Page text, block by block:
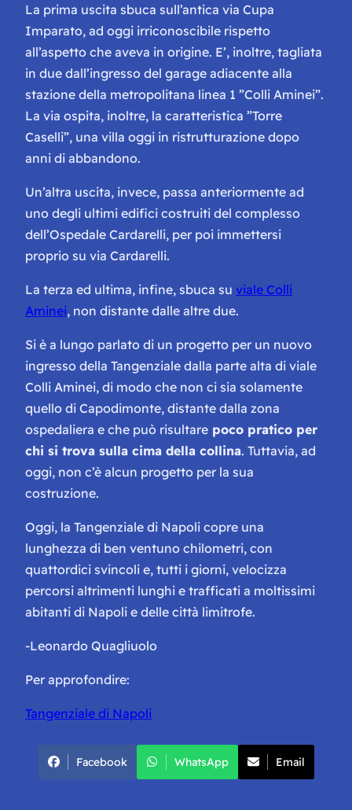
La prima uscita sbuca sull’antica via Cupa
Imparato, ad oggi irriconoscibile rispetto
all’aspetto che aveva in origine. E’, inoltre, tagliata
in due dall’ingresso del garage adiacente alla
stazione della metropolitana linea 1 ”Colli Aminei”.
La via ospita, inoltre, la caratteristica ”Torre
Caselli”, una villa oggi in ristrutturazione dopo
anni di abbandono.
Un’altra uscita, invece, passa anteriormente ad
uno degli ultimi edifici costruiti del complesso
dell’Ospedale Cardarelli, per poi immettersi
proprio su via Cardarelli.
La terza ed ultima, infine, sbuca su viale Colli
Aminei, non distante dalle altre due.
Si è a lungo parlato di un progetto per un nuovo
ingresso della Tangenziale dalla parte alta di viale
Colli Aminei, di modo che non ci sia solamente
quello di Capodimonte, distante dalla zona
ospedaliera e che può risultare poco pratico per
chi si trova sulla cima della collina. Tuttavia, ad
oggi, non c’è alcun progetto per la sua
costruzione.
Oggi, la Tangenziale di Napoli copre una
lunghezza di ben ventuno chilometri, con
quattordici svincoli e, tutti i giorni, velocizza
percorsi altrimenti lunghi e trafficati a moltissimi
abitanti di Napoli e delle città limitrofe.
-Leonardo Quagliuolo
Per approfondire:
Tangenziale di Napoli
Facebook WhatsApp Email